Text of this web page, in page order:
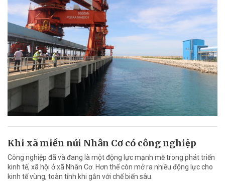
Khi xã miền núi Nhân Cơ có công nghiệp
Công nghiệp đã và đang là một động lực mạnh mẽ trong phát triển
kinh tế, xã hội ở xã Nhân Cơ. Hơn thế còn mở ra nhiều động lực cho
kinh tế vùng, toàn tỉnh khi gắn với chế biến sâu.